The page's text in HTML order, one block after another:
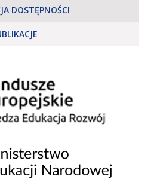
DOSTĘPNOŚCI